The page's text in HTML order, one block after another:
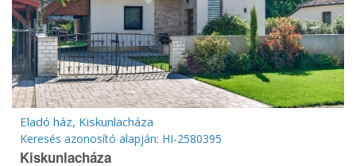
Eladó ház, Kiskunlacháza
Keresés azonosító alapján: HI-2580395
Kiskunlacháza